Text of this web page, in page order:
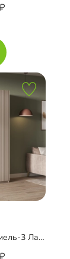
Распашной шкаф Шармель-3 Лайф